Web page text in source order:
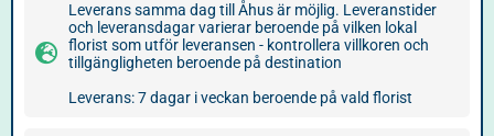
Leverans samma dag till Åhus är möjlig. Leveranstider
och leveransdagar varierar beroende på vilken lokal
florist som utför leveransen - kontrollera villkoren och
tillgängligheten beroende på destination
Leverans: 7 dagar i veckan beroende på vald florist